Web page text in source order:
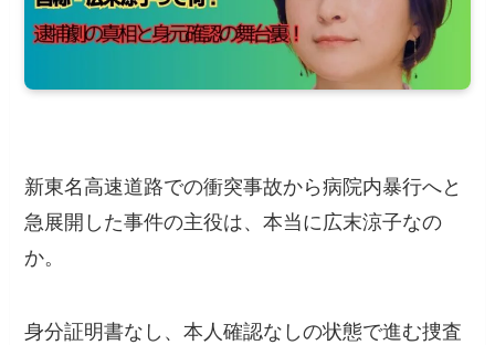
新東名高速道路での衝突事故から病院内暴行へと
急展開した事件の主役は、本当に広末涼子なの
か。
身分証明書なし、本人確認なしの状態で進む捜査